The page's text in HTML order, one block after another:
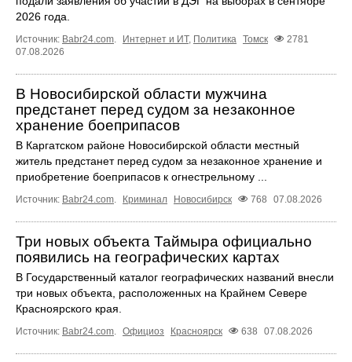
2026 года.
Источник: Babr24.com. Интернет и ИТ, Политика Томск
2781
07.08.2026
В Новосибирской области мужчина
предстанет перед судом за незаконное
хранение боеприпасов
В Каргатском районе Новосибирской области местный
житель предстанет перед судом за незаконное хранение и
приобретение боеприпасов к огнестрельному ...
Источник: Babr24.com. Криминал Новосибирск 768 07.08.2026
Три новых объекта Таймыра официально
появились на географических картах
В Государственный каталог географических названий внесли
три новых объекта, расположенных на Крайнем Севере
Красноярского края.
Источник: Babr24.com. Официоз Красноярск 638 07.08.2026